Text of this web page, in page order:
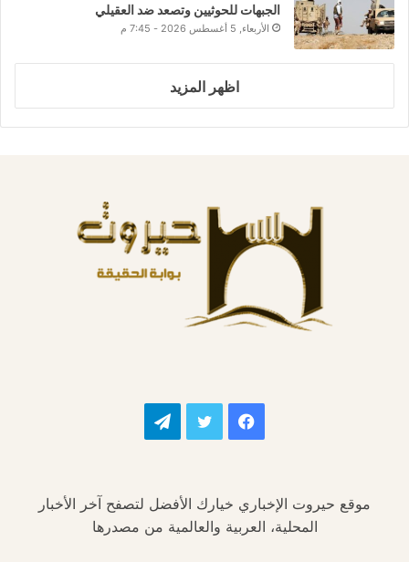
الجبهات للحوثيين وتصعد ضد العقيلي
الأربعاء, 5 أغسطس 2026 - 7:45 م
اظهر المزيد
فيسبوك تويتر تيلقرام
موقع حيروت الإخباري خيارك الأفضل لتصفح آخر الأخبار
المحلية، العربية والعالمية من مصدرها